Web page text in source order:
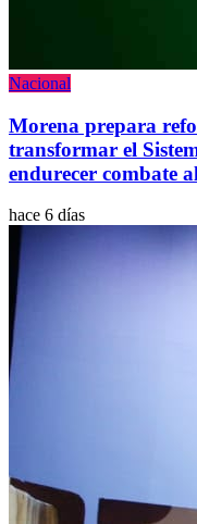
Nacional
Morena prepara
transformar el
endurecer combate
hace 6 días